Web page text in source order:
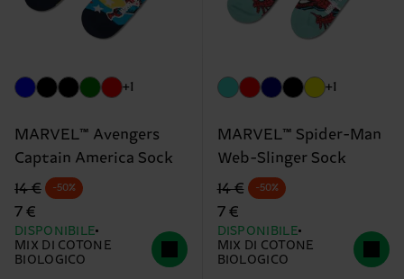
+1
MARVEL™ Avengers
Captain America Sock
Prezzo di partenza
14 €
prezzo scontato
7 €
-50%
DISPONIBILE
MIX DI COTONE
BIOLOGICO
+1
MARVEL™ Spider-Man
Web-Slinger Sock
Prezzo di partenza
14 €
prezzo scontato
7 €
-50%
DISPONIBILE
MIX DI COTONE
BIOLOGICO